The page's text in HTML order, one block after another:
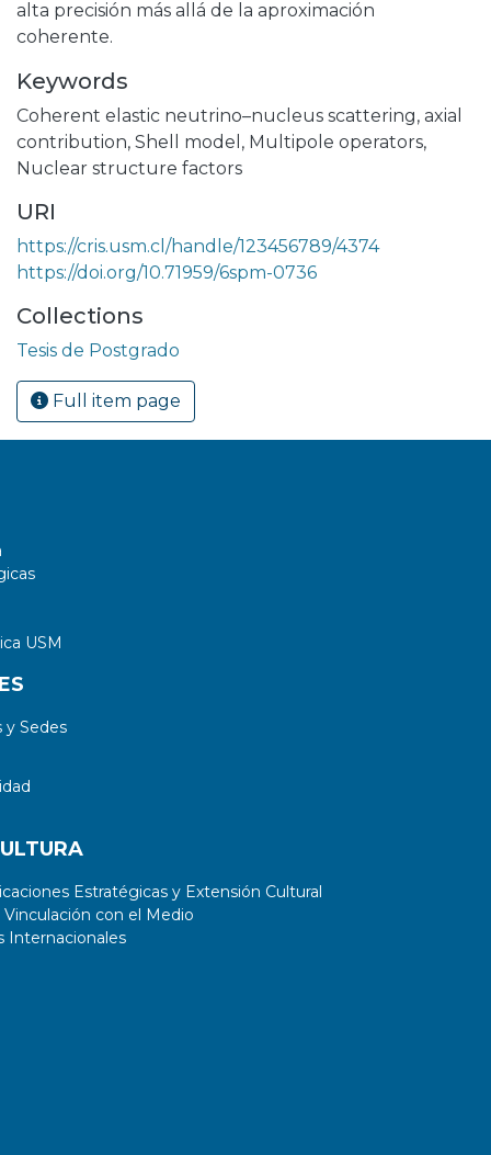
alta precisión más allá de la aproximación
coherente.
Keywords
Coherent elastic neutrino–nucleus scattering, axial
contribution, Shell model , Multipole operators,
Nuclear structure factors
URI
https://cris.usm.cl/handle/123456789/4374
https://doi.org/10.71959/6spm-0736
Collections
Tesis de Postgrado
Full item page
USM
Sedes
Estratégicas y Extensión Cultural
con el Medio
Internacionales